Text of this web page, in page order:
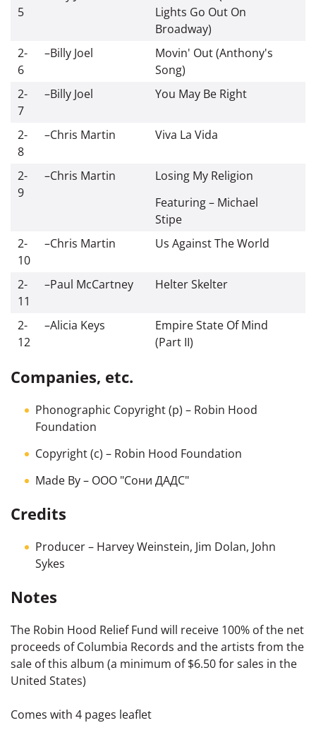
5
Lights Go Out On
Broadway)
2-
6
–Billy Joel
Movin' Out (Anthony's
Song)
2-
7
–Billy Joel You May Be Right
2-
8
–Chris Martin Viva La Vida
2-
9
–Chris Martin
Losing My Religion
Featuring – Michael
Stipe
2-
10
–Chris Martin Us Against The World
2-
11
–Paul McCartney Helter Skelter
2-
12
–Alicia Keys
Empire State Of Mind
(Part II)
Companies, etc.
Phonographic Copyright (p) – Robin Hood
Foundation
Copyright (c) – Robin Hood Foundation
Made By– ООО "Сони ДАДС"
Credits
Producer– Harvey Weinstein, Jim Dolan, John
Sykes
Notes
The Robin Hood Relief Fund will receive 100% of the net
proceeds of Columbia Records and the artists from the
sale of this album (a minimum of $6.50 for sales in the
United States)
Comes with 4 pages leaflet